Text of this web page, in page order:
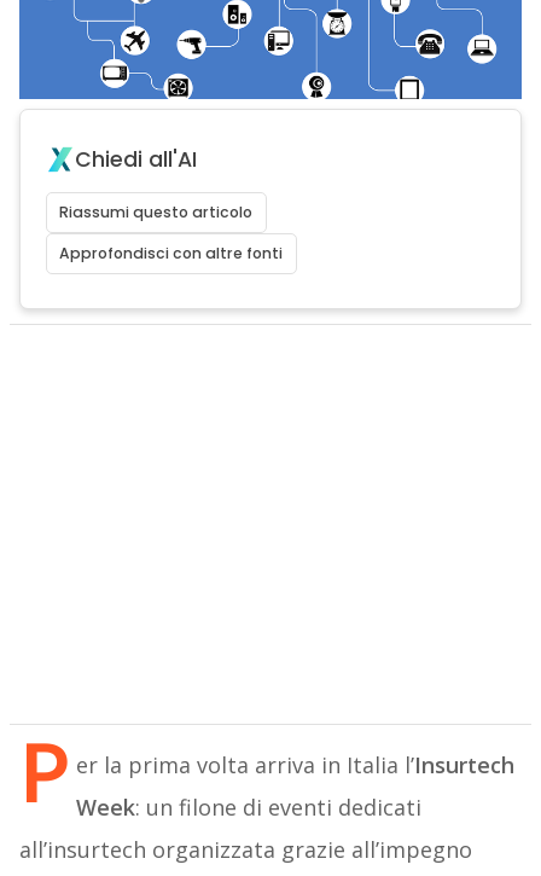
Chiedi all'AI
Riassumi questo articolo
Approfondisci con altre fonti
P er la prima volta arriva in Italia l’Insurtech
Week: un filone di eventi dedicati
all’insurtech organizzata grazie all’impegno